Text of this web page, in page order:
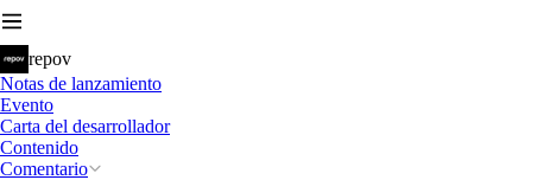
repov
Notas de lanzamiento
Evento
Carta del desarrollador
Contenido
Comentario